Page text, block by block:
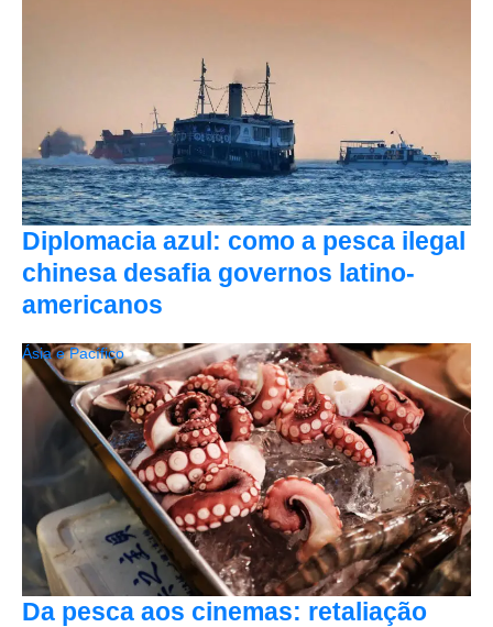
Diplomacia azul: como a pesca ilegal
chinesa desafia governos latino-
americanos
Da pesca aos cinemas: retaliação
Ásia e Pacífico